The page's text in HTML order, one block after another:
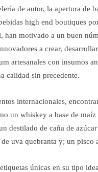
de autor, la apertura de
high end boutiques
han motivado a un buen
a crear,
artesanales con insumos
calidad sin precedente.
internacionales,
un whiskey a base de
destilado de caña de
uva quebranta y; un pisco
únicas en su tipo